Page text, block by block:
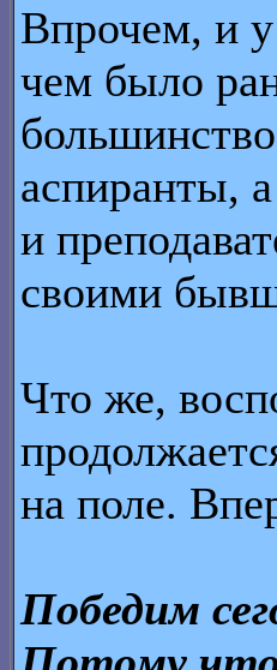
Впрочем, и
чем было
аспиранты,
и
своими
Что же,
на поле.
Победим